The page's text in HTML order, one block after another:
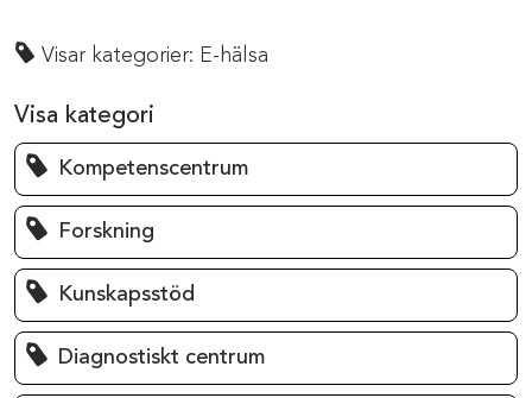
Visar kategorier: E-hälsa
Visa kategori
Kompetenscentrum
Forskning
Kunskapsstöd
Diagnostiskt centrum